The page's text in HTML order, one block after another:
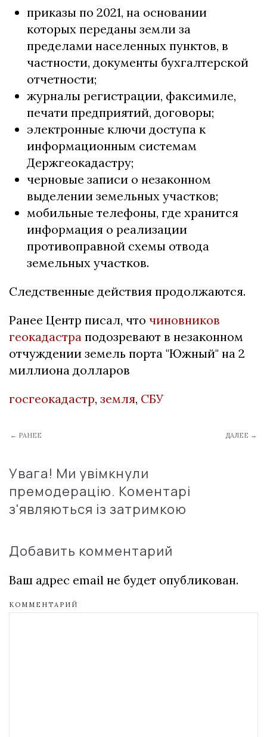
приказы по 2021, на основании
которых переданы земли за
пределами населенных пунктов, в
частности, документы бухгалтерской
отчетности;
журналы регистрации, факсимиле,
печати предприятий, договоры;
электронные ключи доступа к
информационным системам
Держгеокадастру;
черновые записи о незаконном
выделении земельных участков;
мобильные телефоны, где хранится
информация о реализации
противоправной схемы отвода
земельных участков.
Следственные действия продолжаются.
Ранее Центр писал, что чиновников
геокадастра подозревают в незаконном
отчуждении земель порта "Южный" на 2
миллиона долларов
госгеокадастр, земля, СБУ
← РАНЕЕ ДАЛЕЕ →
Увага! Ми увімкнули
премодерацію. Коментарі
з'являються із затримкою
Добавить комментарий
Ваш адрес email не будет опубликован.
КОММЕНТАРИЙ